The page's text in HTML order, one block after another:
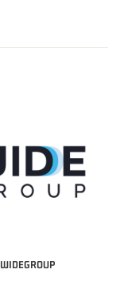
WIDEGROUP